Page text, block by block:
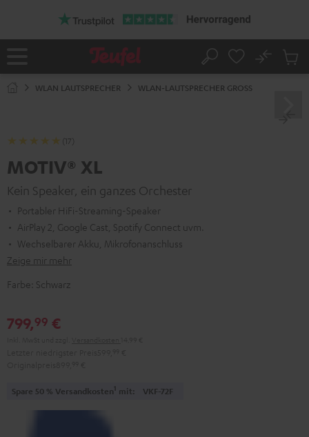
Startseite Suche
No
WLAN LAUTSPRECHER WLAN-LAUTSPRECHER GROSS
(17)
MOTIV® XL
Kein Speaker, ein ganzes Orchester
Portabler HiFi-Streaming-Speaker
AirPlay 2, Google Cast, Spotify Connect uvm.
Wechselbarer Akku, Mikrofonanschluss
Zeige mir mehr
Farbe: Schwarz
799,99 €
Spare 50 % Versandkosten1 mit: VKF-72F